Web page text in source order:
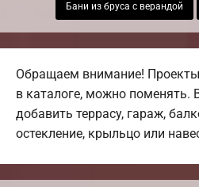
Бани из бруса с верандой
Обращаем внимание!
в каталоге, можно поменять.
добавить террасу, гараж,
остекление, крыльцо или